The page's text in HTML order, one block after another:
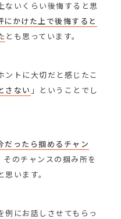
ないくらい後悔すると思
にかけた上で後悔すると
とも思っています。
ントに大切だと感じたこ
さない 」ということでし
だったら掴めるチャン
そのチャンスの掴み所を
います。
にお話しさせてもらっ